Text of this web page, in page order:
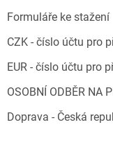
Formuláře ke stažení
CZK - číslo účtu pro
EUR - číslo účtu pro
OSOBNÍ ODBĚR NA
Doprava - Česká